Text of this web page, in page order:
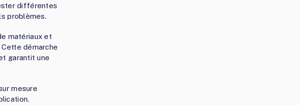
différentes
problèmes.
matériaux et
démarche
garantit une
mesure